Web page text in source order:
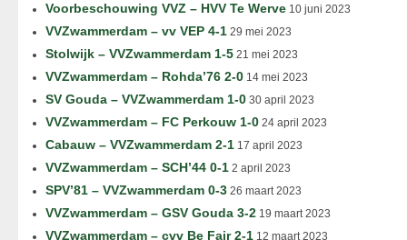
Voorbeschouwing VVZ – HVV Te Werve 10 juni 2023
VVZwammerdam – vv VEP 4-1 29 mei 2023
Stolwijk – VVZwammerdam 1-5 21 mei 2023
VVZwammerdam – Rohda’76 2-0 14 mei 2023
SV Gouda – VVZwammerdam 1-0 30 april 2023
VVZwammerdam – FC Perkouw 1-0 24 april 2023
Cabauw – VVZwammerdam 2-1 17 april 2023
VVZwammerdam – SCH’44 0-1 2 april 2023
SPV’81 – VVZwammerdam 0-3 26 maart 2023
VVZwammerdam – GSV Gouda 3-2 19 maart 2023
VVZwammerdam – cvv Be Fair 2-1 12 maart 2023